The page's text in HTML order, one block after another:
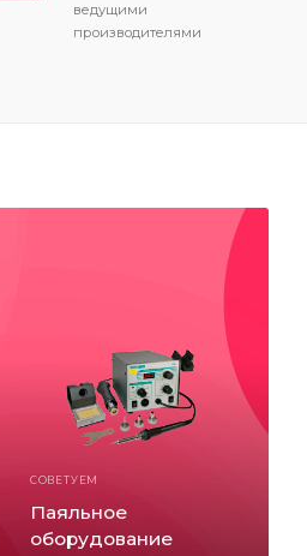
ведущими
производителями
СОВЕТУЕМ
Паяльное
оборудование